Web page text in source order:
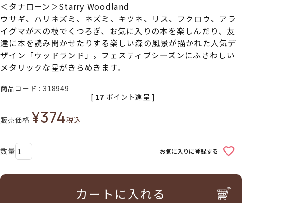
＜タナローン＞Starry Woodland
ウサギ、ハリネズミ、ネズミ、キツネ、リス、フクロウ、アラ
イグマが木の枝でくつろぎ、お気に入りの本を楽しんだり、友
達に本を読み聞かせたりする楽しい森の風景が描かれた人気デ
ザイン「ウッドランド」。フェスティブシーズンにふさわしい
メタリックな星がきらめきます。
商品コード 318949
販売価格 ¥374税込
[ 17 ポイント進呈 ]
お気に入りに登録する
カートに入れる